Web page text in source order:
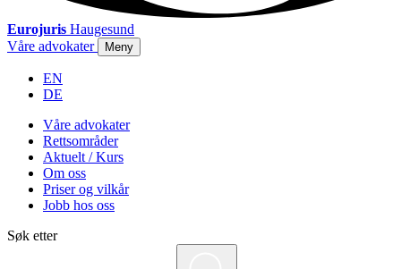
Eurojuris Haugesund
Våre advokater
Meny
EN
DE
Våre advokater
Rettsområder
Aktuelt / Kurs
Om oss
Priser og vilkår
Jobb hos oss
Søk etter